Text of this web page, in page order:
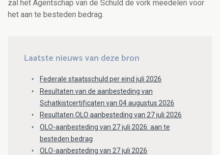
zal het Agentschap van de Schuld de vork meedelen voor
het aan te besteden bedrag.
Laatste nieuws van deze bron
Federale staatsschuld per eind juli 2026
Resultaten van de aanbesteding van
Schatkistcertificaten van 04 augustus 2026
Resultaten OLO aanbesteding van 27 juli 2026
OLO-aanbesteding van 27 juli 2026: aan te
besteden bedrag
OLO-aanbesteding van 27 juli 2026